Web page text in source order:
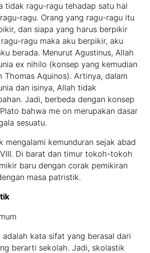
tidak ragu-ragu tehadap satu hal
ragu. Orang yang ragu-ragu itu
dan siapa yang harus berpikir
ragu maka aku berpikir, aku
berada. Menurut Agustinus, Allah
ex nihilo (konsep yang kemudian
Thomas Aquinos). Artinya, dalam
dan isinya, Allah tidak
Jadi, berbeda dengan konsep
bahwa me on merupakan dasar
sesuatu.
mengalami kemunduran sejak abad
Di barat dan timur tokoh-tokoh
baru dengan corak pemikiran
masa patristik.
kata sifat yang berasal dari
berarti sekolah. Jadi, skolastik